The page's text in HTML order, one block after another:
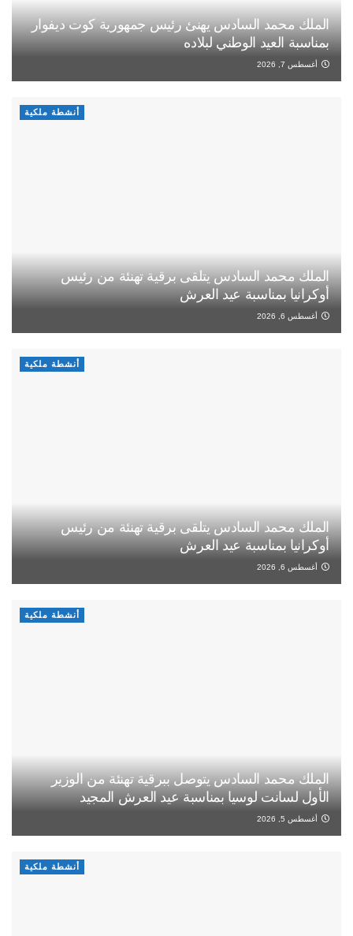
الملك محمد السادس يهنئ رئيس جمهورية كوت ديفوار
بمناسبة العيد الوطني لبلاده
أغسطس 7, 2026
أنشطة ملكية
الملك محمد السادس يتلقى برقية تهنئة من رئيس
أوكرانيا بمناسبة عيد العرش
أغسطس 6, 2026
أنشطة ملكية
الملك محمد السادس يتلقى برقية تهنئة من رئيس
أوكرانيا بمناسبة عيد العرش
أغسطس 6, 2026
أنشطة ملكية
الملك محمد السادس يتوصل ببرقية تهنئة من الوزير
الأول لسانت لوسيا بمناسبة عيد العرش المجيد
أغسطس 5, 2026
أنشطة ملكية